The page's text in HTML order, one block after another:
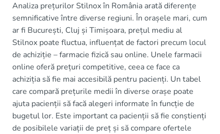
Analiza prețurilor Stilnox în România arată diferențe
semnificative între diverse regiuni. În orașele mari, cum
ar fi București, Cluj și Timișoara, prețul mediu al
Stilnox poate fluctua, influențat de factori precum locul
de achiziție – farmacie fizică sau online. Unele farmacii
online oferă prețuri competitive, ceea ce face ca
achiziția să fie mai accesibilă pentru pacienți. Un tabel
care compară prețurile medii în diverse orașe poate
ajuta pacienții să facă alegeri informate în funcție de
bugetul lor. Este important ca pacienții să fie conștienți
de posibilele variații de preț și să compare ofertele